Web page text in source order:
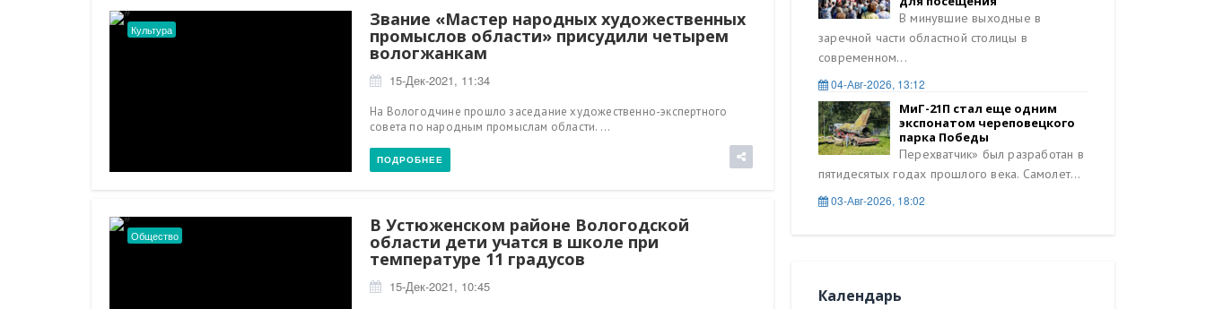
Культура Звание «Мастер народных художественных
промыслов области» присудили четырем
вологжанкам
15-Дек-2021, 11:34
На Вологодчине прошло заседание художественно-экспертного
совета по народным промыслам области. ...
ПОДРОБНЕЕ
Общество В Устюженском районе Вологодской
области дети учатся в школе при
температуре 11 градусов
15-Дек-2021, 10:45
В минувшие выходные в
заречной части областной столицы в
современном...
04-Авг-2026, 13:12
МиГ-21П стал еще одним
экспонатом череповецкого
парка Победы
Перехватчик» был разработан в
пятидесятых годах прошлого века. Самолет...
03-Авг-2026, 18:02
Календарь